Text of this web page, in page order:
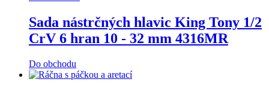
Sada nástrčných hlavic King Tony 1/2
CrV 6 hran 10 - 32 mm 4316MR
Do obchodu